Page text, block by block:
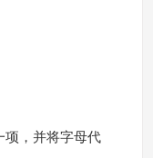
项，并将字母代